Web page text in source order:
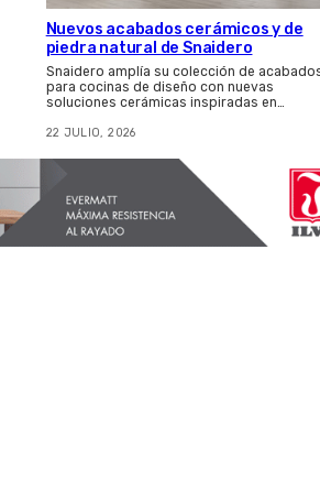
Nuevos acabados cerámicos y de
piedra natural de Snaidero
Snaidero amplía su colección de
para cocinas de diseño con nuevas
soluciones cerámicas inspiradas en…
22 JULIO, 2026